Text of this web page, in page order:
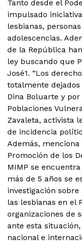
Tanto desde el
impulsado
lesbianas,
adolescencias.
de la República
ley buscando que
José1. “Los
totalmente
Dina Boluarte y
Poblaciones
Zavaleta, activista
de incidencia
Además,
Promoción de los
MIMP se
más de 5 años se
investigación
las lesbianas en el
organizaciones de
ante esta
nacional e